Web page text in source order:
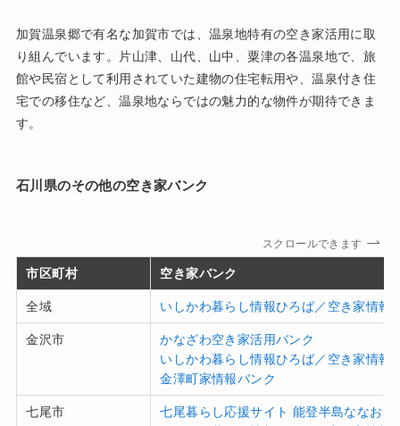
加賀温泉郷で有名な加賀市では、温泉地特有の空き家活用に取
り組んでいます。片山津、山代、山中、粟津の各温泉地で、旅
館や民宿として利用されていた建物の住宅転用や、温泉付き住
宅での移住など、温泉地ならではの魅力的な物件が期待できま
す。
石川県のその他の空き家バンク
スクロールできます
市区町村 空き家バンク
全域 いしかわ暮らし情報ひろば／空き家情報
金沢市
かなざわ空き家活用バンク
いしかわ暮らし情報ひろば／空き家情報
金澤町家情報バンク
七尾市
七尾暮らし応援サイト 能登半島ななおで